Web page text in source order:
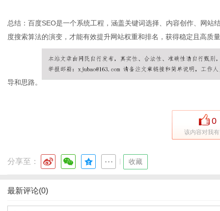
总结：百度SEO是一个系统工程，涵盖关键词选择、内容创作、网
度搜索算法的演变，才能有效提升网站权重和排名，获得稳定且高质
导和思路。
0
该内容对我
分享至： 收藏
最新评论(0)